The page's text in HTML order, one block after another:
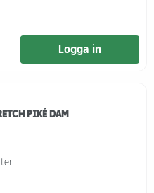
Logga in
PIKÉ DAM